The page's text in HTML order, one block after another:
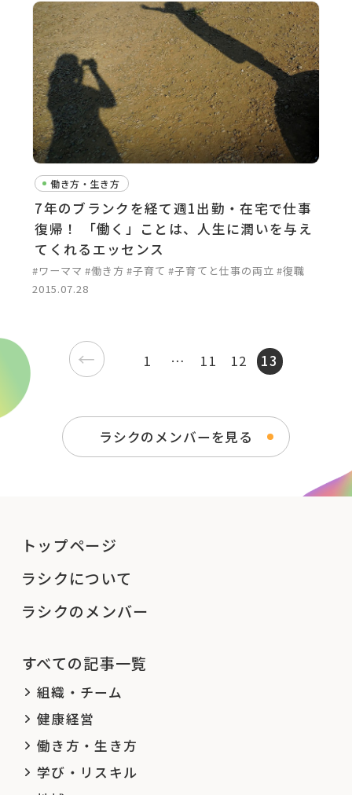
働き方・生き方
7年のブランクを経て週1出勤・在宅で仕事
復帰！ 「働く」ことは、人生に潤いを与え
てくれるエッセンス
#ワーママ #働き方 #子育て #子育てと仕事の両立 #復職
2015.07.28
← 1 … 11 12 13
ラシクのメンバーを見る
トップページ
ラシクについて
ラシクのメンバー
すべての記事一覧
組織・チーム
健康経営
働き方・生き方
学び・リスキル